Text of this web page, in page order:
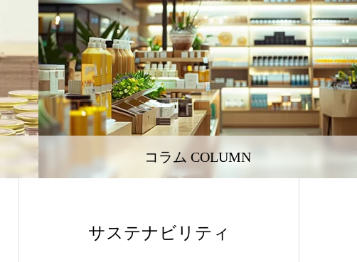
コラム COLUMN
サステナビリティ